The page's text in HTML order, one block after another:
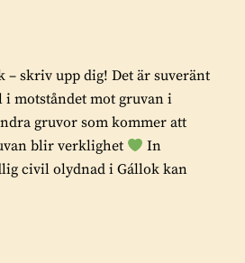
skriv upp dig! Det är suveränt
motståndet mot gruvan i
gruvor som kommer att
blir verklighet
In
civil olydnad i Gállok kan